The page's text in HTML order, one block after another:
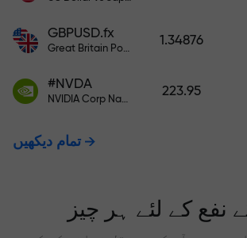
GBPUSD.fx
Great Britain Pound vs US Dollar
1.34876
#NVDA
NVIDIA Corp Nasdaq Stock Exchange (Nasdaq) USD
223.95
تمام دیکھیں
نفع کے لئے ہر چیز